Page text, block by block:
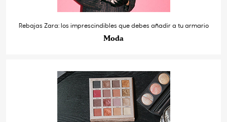
Rebajas Zara: los imprescindibles que debes añadir a tu armario
Moda